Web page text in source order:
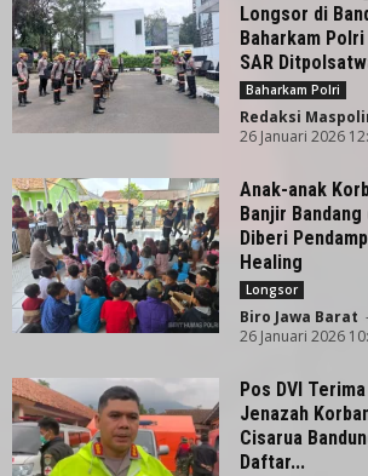
Longsor di
Baharkam
SAR
Baharkam Polri
Redaksi
26 Januari 2026
Anak-anak
Banjir
Diberi
Healing
Longsor
Biro Jawa Barat
26 Januari 2026
Pos DVI
Jenazah
Cisarua
Daftar...